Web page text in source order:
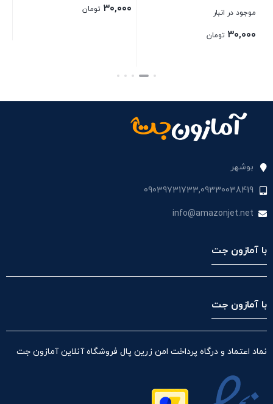
Stans No Tubes sealant and
موجود در انبار
۳۰,۰۰۰ تومان
App Remote Control, No
۳۰,۰۰۰ تومان
بوشهر
09039731733,09330038419
info@amazonjet.net
با آمازون جت
با آمازون جت
نماد اعتماد و درگاه پرداخت امن زرین پال فروشگاه آنلاین آمازون جت